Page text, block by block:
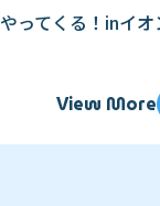
ってくる！inイオ
View More